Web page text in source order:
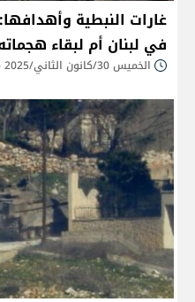
غارات النبطية
في لبنان أم لبقاء
الخميس 30/كانون الثاني/2025 - 07:15 ص